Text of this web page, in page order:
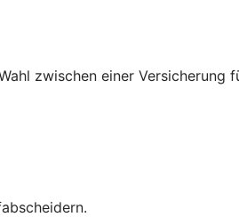
zwischen einer Versicherung